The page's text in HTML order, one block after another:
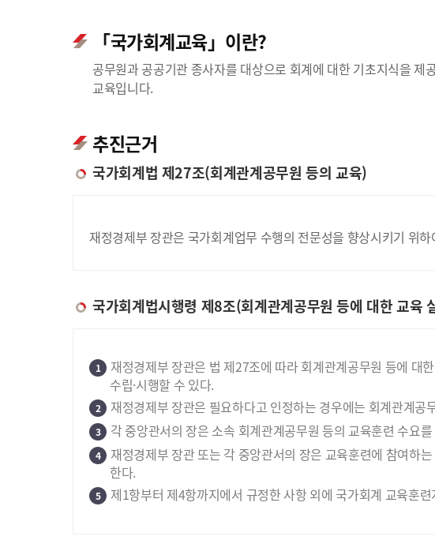
「국가회계교육」이란?
공무원과 공공기관 종사자를 대상으로 회계에 대한 기초지식을
교육입니다.
추진근거
국가회계법 제27조(회계관계공무원 등의 교육)
재정경제부 장관은 국가회계업무 수행의 전문성을 향상시키기 위
국가회계법시행령 제8조(회계관계공무원 등에 대한 교육
1
재정경제부 장관은 법 제27조에 따라 회계관계공무원 등에 대
수립·시행할 수 있다.
2 재정경제부 장관은 필요하다고 인정하는 경우에는 회계관계
3 각 중앙관서의 장은 소속 회계관계공무원 등의 교육훈련 수요
4
재정경제부 장관 또는 각 중앙관서의 장은 교육훈련에 참여하
한다.
5 제1항부터 제4항까지에서 규정한 사항 외에 국가회계 교육훈